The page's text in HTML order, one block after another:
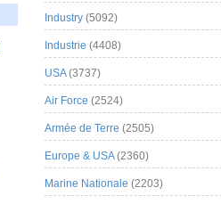
Industry (5092)
Industrie (4408)
USA(3737)
Air Force (2524)
Armée de Terre (2505)
Europe & USA(2360)
Marine Nationale (2203)